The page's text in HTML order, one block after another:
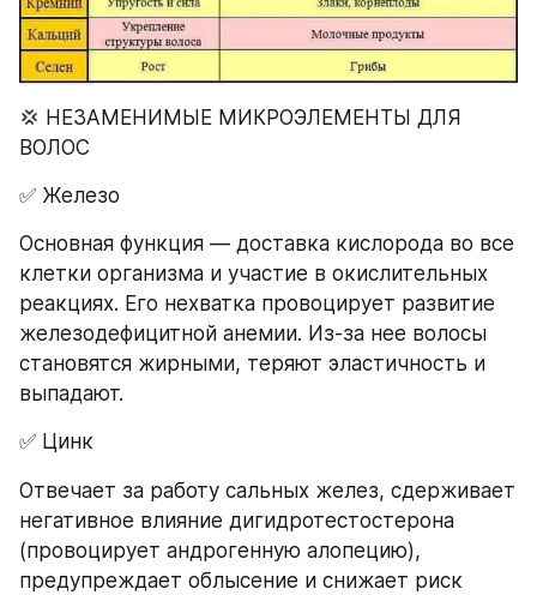
💢 НЕЗАМЕНИМЫЕ МИКРОЭЛЕМЕНТЫ ДЛЯ
ВОЛОС
✅ Железо
Основная функция — доставка кислорода во все
клетки организма и участие в окислительных
реакциях. Его нехватка провоцирует развитие
железодефицитной анемии. Из-за нее волосы
становятся жирными, теряют эластичность и
выпадают.
✅ Цинк
Отвечает за работу сальных желез, сдерживает
негативное влияние дигидротестостерона
(провоцирует андрогенную алопецию),
предупреждает облысение и снижает риск